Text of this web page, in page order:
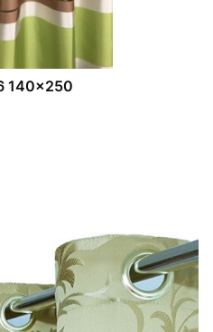
140x250